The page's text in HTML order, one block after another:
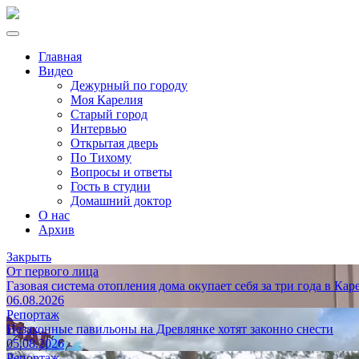
Главная
Видео
Дежурный по городу
Моя Карелия
Старый город
Интервью
Открытая дверь
По Тихому
Вопросы и ответы
Гость в студии
Домашний доктор
О нас
Архив
Закрыть
От первого лица
Газовая система отопления дома окупает себя за три года в
06.08.2026
Репортаж
Незаконные павильоны на Древлянке хотят законно снести
05.08.2026